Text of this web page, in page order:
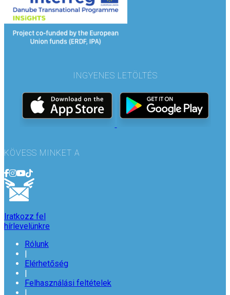
INGYENES LETÖLTÉS
KÖVESS MINKET A
Iratkozz fel
hírlevelünkre
Rólunk
|
Elérhetőség
|
Felhasználási feltételek
|